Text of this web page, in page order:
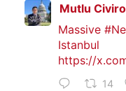
Mutlu
Massive
Istanbul
https://
14